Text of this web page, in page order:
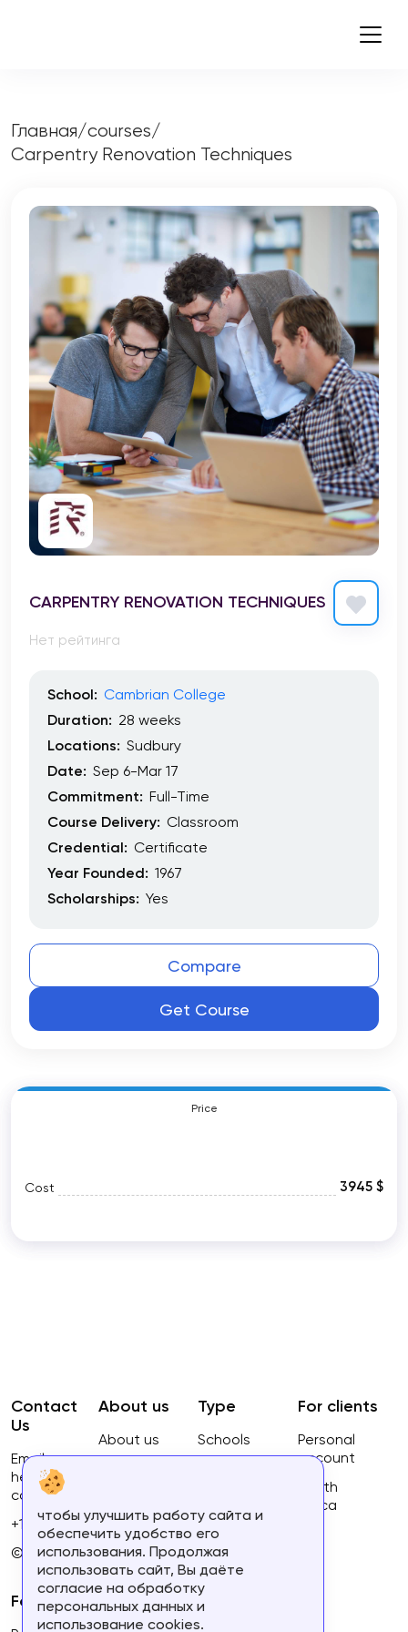
Главная/courses/
Carpentry Renovation Techniques
CARPENTRY RENOVATION TECHNIQUES
Нет рейтинга
School: Cambrian College
Duration: 28 weeks
Locations: Sudbury
Date: Sep 6-Mar 17
Commitment: Full-Time
Course Delivery: Classroom
Credential: Certificate
Year Founded: 1967
Scholarships: Yes
Compare
Get Course
Price
Cost 3945 $
About us
About us
Terms of
use
Type
Schools
For clients
Personal
account
South
Africa
For partners
Contact
Us
Email:
hello@ca-
courses.com
+16134168460
© 2023.
чтобы улучшить работу сайта и
обеспечить удобство его
использования. Продолжая
использовать сайт, Вы даёте
согласие на обработку
персональных данных и
использование cookies.